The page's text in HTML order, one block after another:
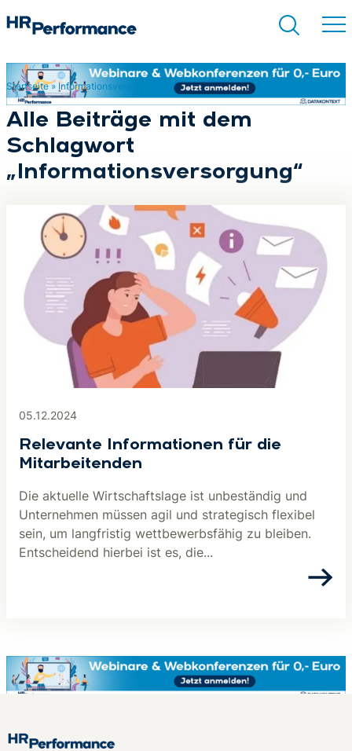
Suchen
Startseite» Informationsversorgung
Alle Beiträge mit dem
Schlagwort
„Informationsversorgung“
05.12.2024
Relevante Informationen für die
Mitarbeitenden
Die aktuelle Wirtschaftslage ist unbeständig und
Unternehmen müssen agil und strategisch flexibel
sein, um langfristig wettbewerbsfähig zu bleiben.
Entscheidend hierbei ist es, die...